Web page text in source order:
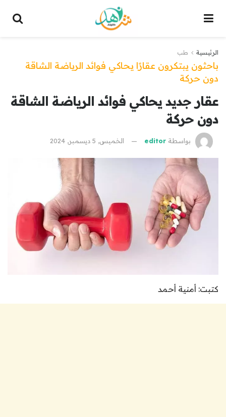
الرئيسية طب
عقار جديد يحاكي فوائد الرياضة الشاقة
دون حركة
باحثون يبتكرون عقارًا يحاكي فوائد الرياضة الشاقة
دون حركة
بواسطة editor الخميس, 5 ديسمبر, 2024
كتبت: أمنية أحمد